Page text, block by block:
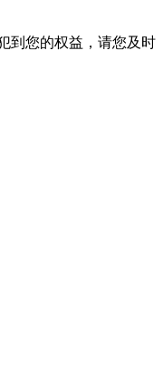
到您的权益，请您及时